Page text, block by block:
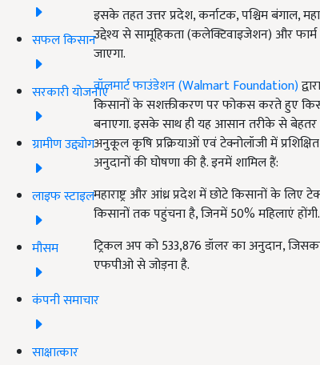
सफल किसान
सरकारी योजनाएं
ग्रामीण उद्द्योग
लाइफ स्टाइल
मौसम
कंपनी समाचार
साक्षात्कार
इसके तहत उत्तर प्रदेश, कर्नाटक, पश्चिम बंगाल,
उद्देश्य से सामूहिकता (कलेक्टिवाइजेशन) और
जाएगा.
वॉलमार्ट फाउंडेशन (Walmart Foundation)
किसानों के सशक्तीकरण पर फोकस करते हुए
बनाएगा. इसके साथ ही यह आसान तरीके से बेहतर
अनुकूल कृषि प्रक्रियाओं एवं टेक्नोलॉजी में
अनुदानों की घोषणा की है. इनमें शामिल हैं:
महाराष्ट्र और आंध्र प्रदेश में छोटे किसानों के
किसानों तक पहुंचना है, जिनमें 50% महिलाएं होंगी.
ट्रिकल अप को 533,876 डॉलर का अनुदान,
एफपीओ से जोड़ना है.